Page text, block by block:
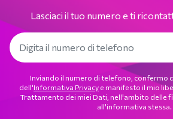
Lasciaci il tuo numero e ti
Inviando il numero di telefono, confermo
dell'Informativa Privacy e manifesto il mio
Trattamento dei miei Dati, nell'ambito delle
all'informativa stessa.